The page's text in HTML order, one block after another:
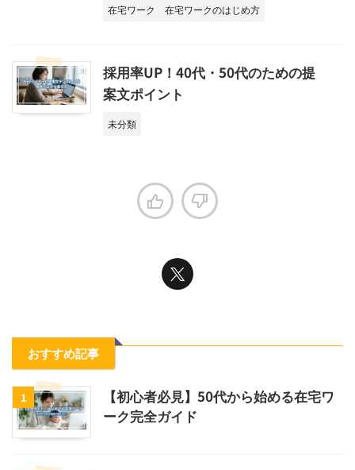
在宅ワーク 在宅ワークのはじめ方
採用率UP！40代・50代のための提
案文ポイント
未分類
おすすめ記事
1
【初心者必見】50代から始める在宅ワ
ーク完全ガイド